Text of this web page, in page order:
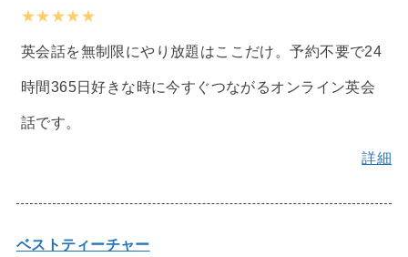
★★★★★
英会話を無制限にやり放題はここだけ。予約不要で24
時間365日好きな時に今すぐつながるオンライン英会
話です。
詳細
ベストティーチャー